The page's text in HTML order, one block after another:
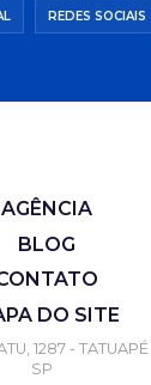
REDES SOCIAIS
AGÊNCIA
BLOG
DO SITE
1287 -
SP